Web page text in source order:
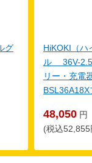
グ
HiKOKI（ハ
ル 36V-
リー・充電
BSL36A18X
48,050 円
(税込52,855